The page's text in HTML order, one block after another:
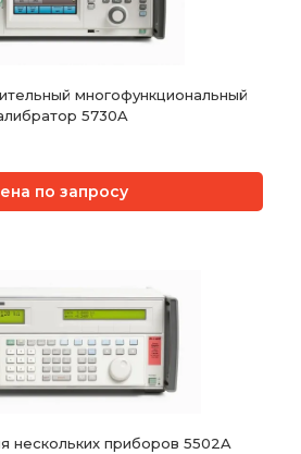
многофункциональный
5730A
по запросу
нескольких приборов 5502A